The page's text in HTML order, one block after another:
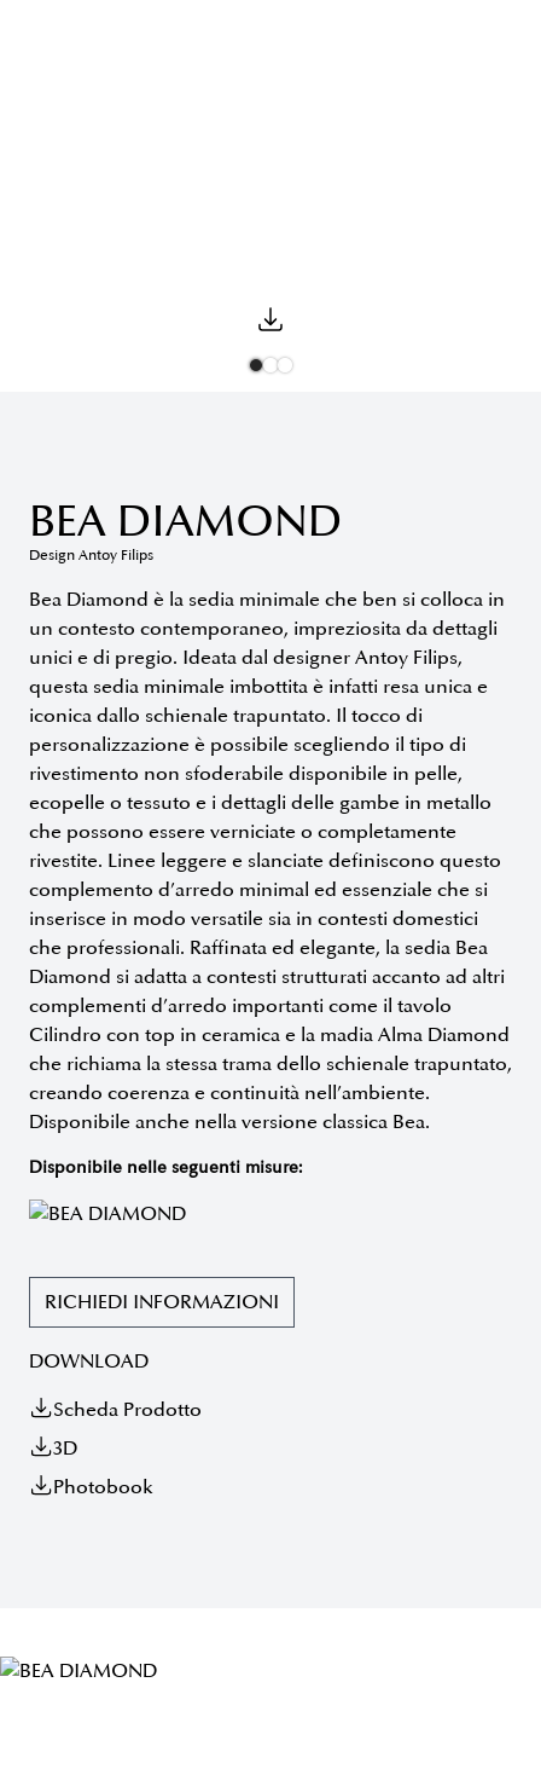
BEA DIAMOND
Design Antoy Filips
Bea Diamond è la sedia minimale che ben si colloca in
un contesto contemporaneo, impreziosita da dettagli
unici e di pregio. Ideata dal designer Antoy Filips,
questa sedia minimale imbottita è infatti resa unica e
iconica dallo schienale trapuntato. Il tocco di
personalizzazione è possibile scegliendo il tipo di
rivestimento non sfoderabile disponibile in pelle,
ecopelle o tessuto e i dettagli delle gambe in metallo
che possono essere verniciate o completamente
rivestite. Linee leggere e slanciate definiscono questo
complemento d’arredo minimal ed essenziale che si
inserisce in modo versatile sia in contesti domestici
che professionali. Raffinata ed elegante, la sedia Bea
Diamond si adatta a contesti strutturati accanto ad altri
complementi d’arredo importanti come il tavolo
Cilindro con top in ceramica e la madia Alma Diamond
che richiama la stessa trama dello schienale trapuntato,
creando coerenza e continuità nell’ambiente.
Disponibile anche nella versione classica Bea.
Disponibile nelle seguenti misure:
RICHIEDI INFORMAZIONI
DOWNLOAD
Scheda Prodotto
3D
Photobook